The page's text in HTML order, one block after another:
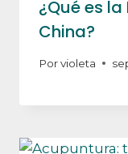
¿Qué es
China?
Porvioleta